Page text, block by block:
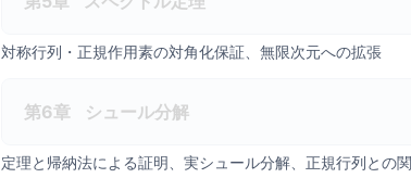
対称行列・正規作用素の対角化保証、無限次元への拡張
第6章 シュール分解
定理と帰納法による証明、実シュール分解、正規行列との